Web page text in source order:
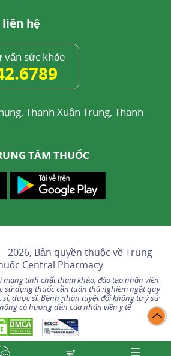
hệ
vấn sức khỏe
Thanh Xuân Trung, Thanh
TÂM THUỐC
2026, Bản quyền thuộc vềTrung
Central Pharmacy
mang tính chất tham khảo, đào tạo nhân viên
sử dụng thuốc cần tuân thủ nghiêm ngặt quy
dược sĩ. Bệnh nhân tuyệt đối không tự ý sử
có hướng dẫn của nhân viên y tế